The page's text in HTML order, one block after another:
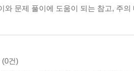
와 문제 풀이에 도움이 되는 참고, 주
(0건)